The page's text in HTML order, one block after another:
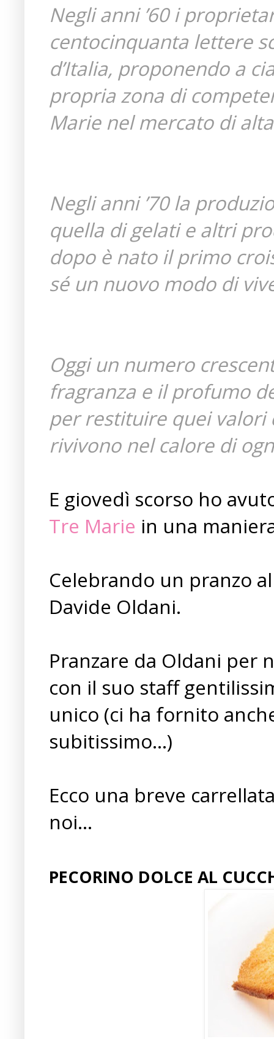
Negli anni ’60 i
centocinquanta lettere
d’Italia, proponendo a
propria zona di
Marie nel mercato di
Negli anni ’70 la
quella di gelati e altri
dopo è nato il primo
sé un nuovo modo di
Oggi un numero
fragranza e il profumo
per restituire quei valori
rivivono nel calore di
E giovedì scorso ho
Tre Marie in una
Celebrando un pranzo
Davide Oldani.
Pranzare da Oldani per
con il suo staff
unico (ci ha fornito
subitissimo...)
Ecco una breve
noi...
PECORINO DOLCE AL